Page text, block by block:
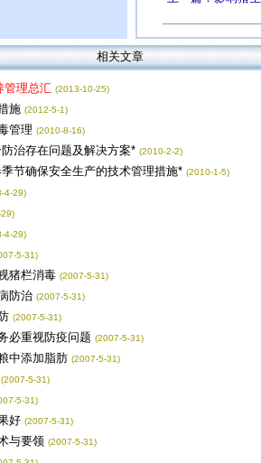
相关文章
管理总汇 (2013-10-25)
施 (2012-5-1)
管理 (2010-8-16)
防治存在问题及解决方案* (2010-2-2)
季节确保安全生产的技术管理措施* (2010-1-5)
4-29)
4-29)
5-31)
猪栏消毒 (2007-5-31)
防治 (2007-5-31)
(2007-5-31)
必重视防疫问题 (2007-5-31)
中添加脂肪 (2007-5-31)
(2007-5-31)
5-31)
好 (2007-5-31)
与要领 (2007-5-31)